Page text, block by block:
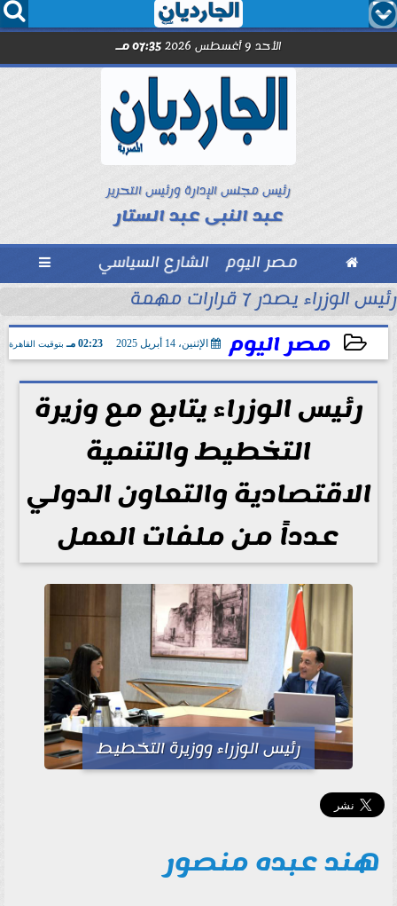
  
الأحد 9 أغسطس 2026 07:35 مـ
رئيس مجلس الإدارة ورئيس التحرير
عبد النبى عبد الستار
 مصر اليوم الشارع السياسي 
مع الصحفيين حاملى كارنيه النقابة
رئيس الوزراء يصدر 7 قرارات مهمة
مصر اليوم الإثنين، 14 أبريل 2025 02:23 مـ بتوقيت القاهرة
2025-04-14 14:23:02
رئيس الوزراء يتابع مع وزيرة
التخطيط والتنمية
الاقتصادية والتعاون الدولي
عدداً من ملفات العمل
رئيس الوزراء ووزيرة التخطيط
هند عبده منصور